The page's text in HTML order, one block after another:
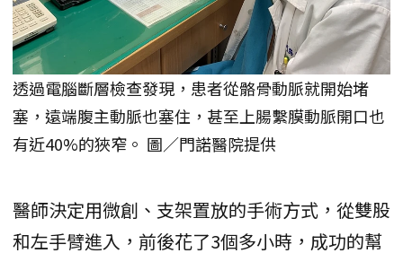
透過電腦斷層檢查發現，患者從骼骨動脈就開始堵
塞，遠端腹主動脈也塞住，甚至上腸繫膜動脈開口也
有近40%的狹窄。 圖／門諾醫院提供
醫師決定用微創、支架置放的手術方式，從雙股
和左手臂進入，前後花了3個多小時，成功的幫